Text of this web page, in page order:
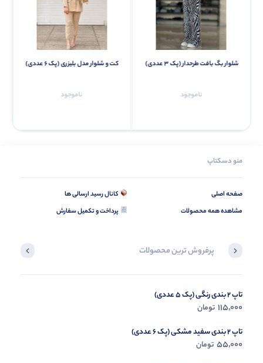
شلوار بگ بافت طرحدار (پک 3 عددی)
ناموجود
کت و شلوار مدل بلیزری (پک 6 عددی)
ناموجود
منو دسکتاپ
صفحه اصلی
مشاهده همه محصولات
کانال رسید ارسالی ها
پرداخت و تکمیل سفارش
پرفروش ترین محصولات
تاپ 2 بندی رنگی (پک 5 عددی)
115,000 تومان
تاپ 2 بندی سفید مشکی (پک 6 عددی)
55,000 تومان
بلوز آستین بلند نیویورک (پک 4 عددی)
348,000 تومان